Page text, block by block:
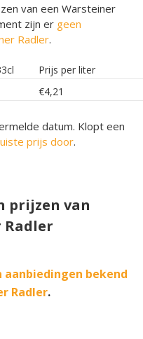
van een Warsteiner
zijn er geen
Radler.
Prijs per liter
€4,21
datum. Klopt een
prijs door.
prijzen van
aanbiedingen bekend
Radler.